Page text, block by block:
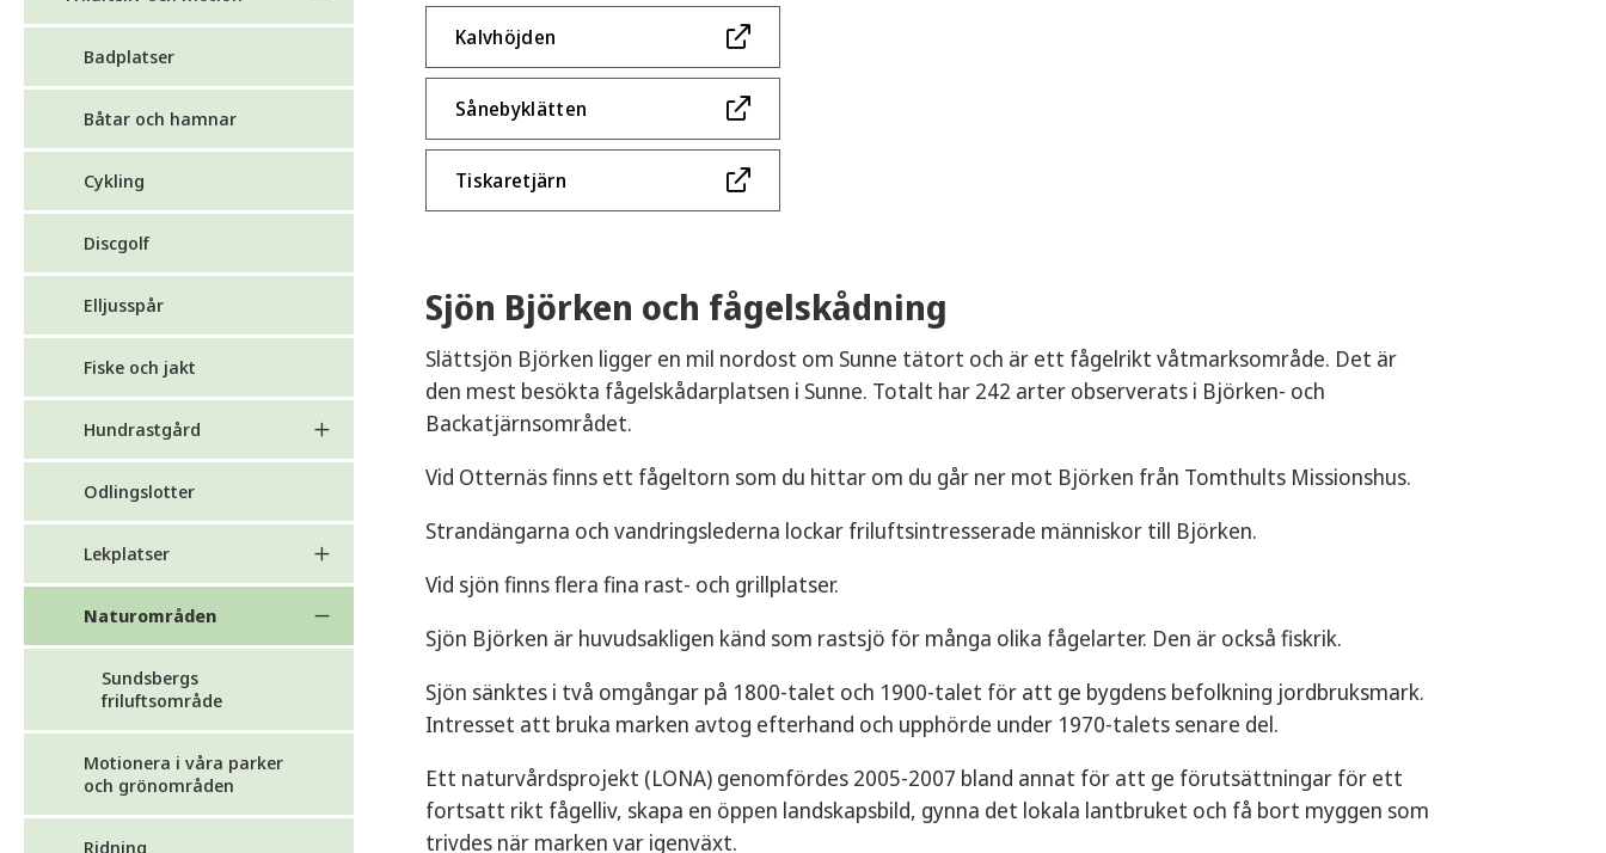
Badplatser
Båtar och hamnar
Cykling
Discgolf
Elljusspår
Fiske och jakt
Hundrastgård
Odlingslotter
Lekplatser
Naturområden
Sundsbergs
friluftsområde
Motionera i våra parker
och grönområden
Ridning
Kalvhöjden
Sånebyklätten
Tiskaretjärn
Sjön Björken och fågelskådning
Slättsjön Björken ligger en mil nordost om Sunne tätort och är ett fågelrikt våtmarksområde. Det är
den mest besökta fågelskådarplatsen i Sunne. Totalt har 242 arter observerats i Björken- och
Backatjärnsområdet.
Vid Otternäs finns ett fågeltorn som du hittar om du går ner mot Björken från Tomthults Missionshus.
Strandängarna och vandringslederna lockar friluftsintresserade människor till Björken.
Vid sjön finns flera fina rast- och grillplatser.
Sjön Björken är huvudsakligen känd som rastsjö för många olika fågelarter. Den är också fiskrik.
Sjön sänktes i två omgångar på 1800-talet och 1900-talet för att ge bygdens befolkning jordbruksmark.
Intresset att bruka marken avtog efterhand och upphörde under 1970-talets senare del.
Ett naturvårdsprojekt (LONA) genomfördes 2005-2007 bland annat för att ge förutsättningar för ett
fortsatt rikt fågelliv, skapa en öppen landskapsbild, gynna det lokala lantbruket och få bort myggen som
trivdes när marken var igenväxt.